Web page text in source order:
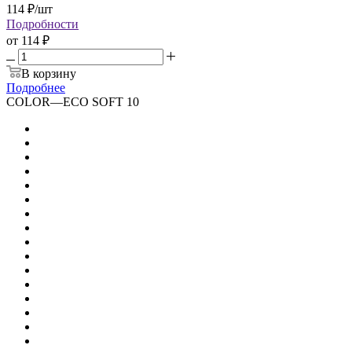
114 ₽/шт
Подробности
от 114 ₽
В корзину
Подробнее
COLOR—ECO SOFT 10